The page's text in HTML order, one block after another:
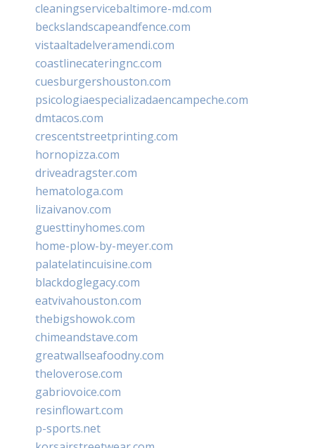
cleaningservicebaltimore-md.com
beckslandscapeandfence.com
vistaaltadelveramendi.com
coastlinecateringnc.com
cuesburgershouston.com
psicologiaespecializadaencampeche.com
dmtacos.com
crescentstreetprinting.com
hornopizza.com
driveadragster.com
hematologa.com
lizaivanov.com
guesttinyhomes.com
home-plow-by-meyer.com
palatelatincuisine.com
blackdoglegacy.com
eatvivahouston.com
thebigshowok.com
chimeandstave.com
greatwallseafoodny.com
theloverose.com
gabriovoice.com
resinflowart.com
p-sports.net